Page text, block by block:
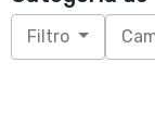
Filtro